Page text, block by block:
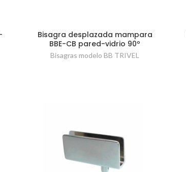
Bisagra desplazada mampara
BBE-CB pared-vidrio 90º
Bisagras modelo BB TRIVEL